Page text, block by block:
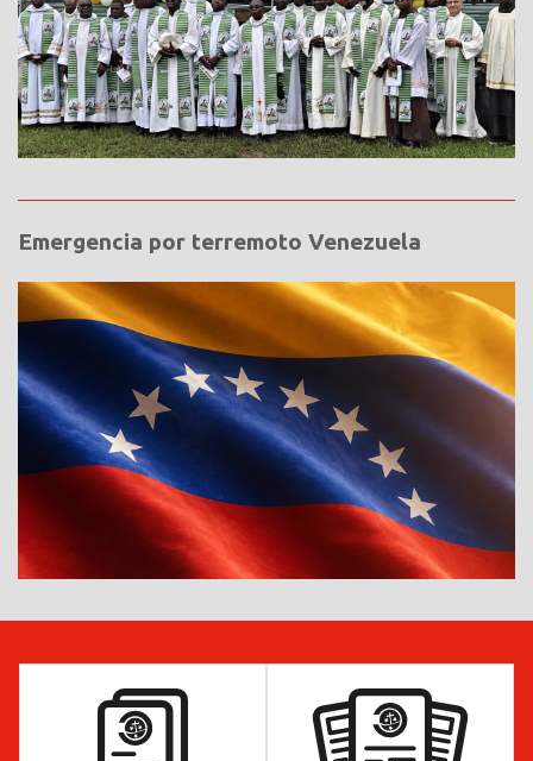
Emergencia por terremoto Venezuela